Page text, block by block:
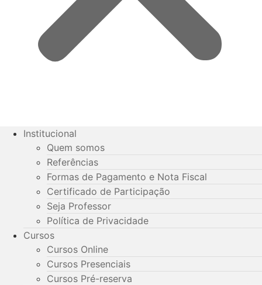
Institucional
Quem somos
Referências
Formas de Pagamento e Nota Fiscal
Certificado de Participação
Seja Professor
Política de Privacidade
Cursos
Cursos Online
Cursos Presenciais
Cursos Pré-reserva